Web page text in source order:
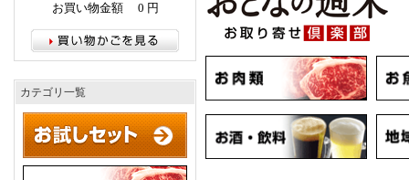
お買い物金額 0 円
カテゴリ一覧